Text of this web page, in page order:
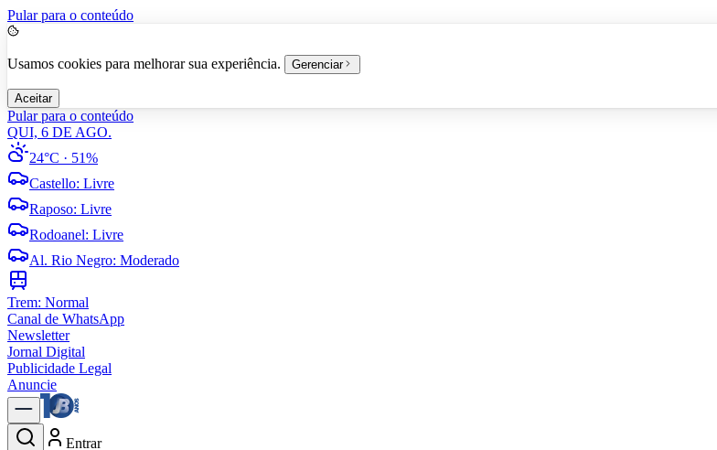
Pular para o conteúdo
Usamos cookies para melhorar sua experiência. Gerenciar
Aceitar
Pular para o conteúdo
QUI, 6 DE AGO.
24°C · 51%
Castello: Livre
Raposo: Livre
Rodoanel: Livre
Al. Rio Negro: Moderado
Trem: Normal
Canal de WhatsApp
Newsletter
Jornal Digital
Publicidade Legal
Anuncie
Entrar